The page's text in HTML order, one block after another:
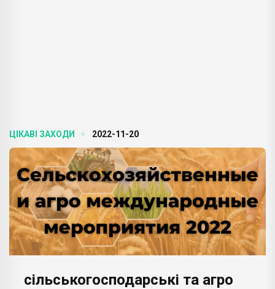
ЦІКАВІ ЗАХОДИ 2022-11-20
сільськогосподарські та агро